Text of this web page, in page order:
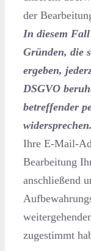
der
In diesem Fall
Gründen, die
ergeben,
DSGVO
betreffender
widersprechen.
Ihre E-Mail-
Bearbeitung
anschließend
zugestimmt